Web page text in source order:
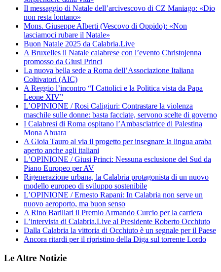
Il messaggio di Natale dell’arcivescovo di CZ Maniago: «Dio
non resta lontano»
Mons. Giuseppe Alberti (Vescovo di Oppido): «Non
lasciamoci rubare il Natale»
Buon Natale 2025 da Calabria.Live
A Bruxelles il Natale calabrese con l’evento Christojenna
promosso da Giusi Princi
La nuova bella sede a Roma dell’Associazione Italiana
Coltivatori (AIC)
A Reggio l’incontro “I Cattolici e la Politica vista da Papa
Leone XIV”
L’OPINIONE / Rosi Caligiuri: Contrastare la violenza
maschile sulle donne: basta facciate, servono scelte di governo
I Calabresi di Roma ospitano l’Ambasciatrice di Palestina
Mona Abuara
A Gioia Tauro al via il progetto per insegnare la lingua araba
aperto anche agli italiani
L’OPINIONE / Giusi Princi: Nessuna esclusione del Sud da
Piano Europeo per AV
Rigenerazione urbana, la Calabria protagonista di un nuovo
modello europeo di sviluppo sostenibile
L’OPINIONE / Ernesto Rapani: In Calabria non serve un
nuovo aeroporto, ma buon senso
A Rino Barillari il Premio Armando Curcio per la carriera
L’intervista di Calabria.Live al Presidente Roberto Occhiuto
Dalla Calabria la vittoria di Occhiuto è un segnale per il Paese
Ancora ritardi per il ripristino della Diga sul torrente Lordo
Le Altre Notizie